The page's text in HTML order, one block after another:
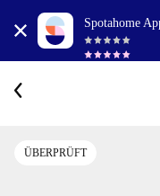
Spotahome
ÜBERPRÜFT